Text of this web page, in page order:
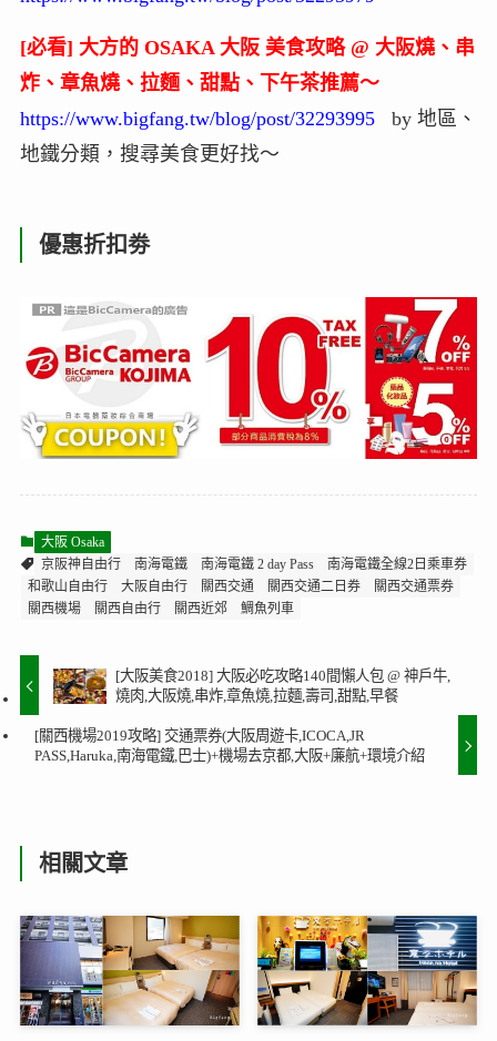
[必看] 大方的 OSAKA 大阪 美食攻略 @ 大阪燒、串
炸、章魚燒、拉麵、甜點、下午茶推薦～
https://www.bigfang.tw/blog/post/32293995by 地區、
地鐵分類，搜尋美食更好找～
優惠折扣劵
大阪 Osaka
京阪神自由行
南海電鐵 南海電鐵 2 day Pass
南海電鐵全線2日乘車券
和歌山自由行
大阪自由行 關西交通 關西交通二日券
關西交通票券
關西機場
關西自由行 關西近郊 鯛魚列車
[大阪美食2018] 大阪必吃攻略140間懶人包 @ 神戶牛,
燒肉,大阪燒,串炸,章魚燒,拉麵,壽司,甜點,早餐
[關西機場2019攻略] 交通票券(大阪周遊卡,ICOCA,JR
PASS,Haruka,南海電鐵,巴士)+機場去京都,大阪+廉航+環境介紹
相關文章